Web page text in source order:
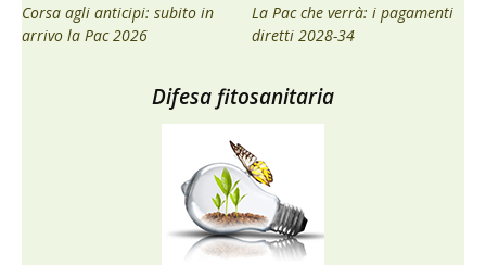
Corsa agli anticipi: subito in
arrivo la Pac 2026
La Pac che verrà: i pagamenti
diretti 2028-34
Difesa fitosanitaria